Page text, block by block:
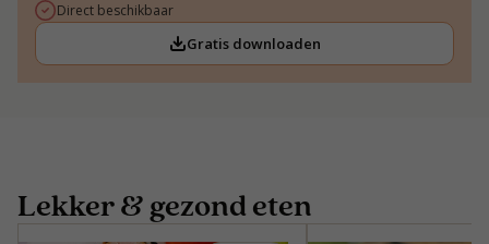
Direct beschikbaar
Gratis downloaden
Lekker & gezond eten